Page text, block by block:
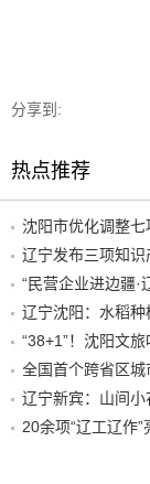
分享到:
热点推荐
沈阳市优化调整
辽宁发布三项知识
“民营企业进边疆·
辽宁沈阳：水稻种
辽宁新宾：山间
20余项“辽工辽作